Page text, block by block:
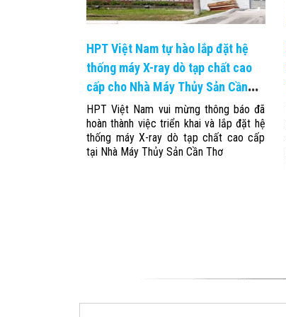
HPT Việt Nam tự hào lắp đặt hệ
thống máy X-ray dò tạp chất cao
cấp cho Nhà Máy Thủy Sản Cần
Thơ
HPT Việt Nam vui mừng thông báo đã
hoàn thành việc triển khai và lắp đặt hệ
thống máy X-ray dò tạp chất cao cấp
tại Nhà Máy Thủy Sản Cần Thơ